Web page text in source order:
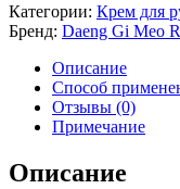
Категории: Крем для
Бренд: Daeng Gi Meo
Описание
Способ
Отзывы (0)
Примечание
Описание